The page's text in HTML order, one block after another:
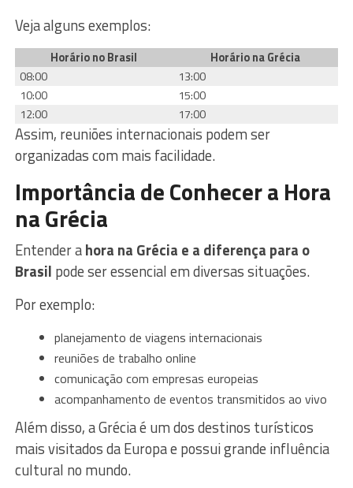
Veja alguns exemplos:
Horário no Brasil
Horário na Grécia
08:00
13:00
10:00
15:00
12:00
17:00
Assim, reuniões internacionais podem ser
organizadas com mais facilidade.
Importância de Conhecer a Hora
na Grécia
Entender ahora na Grécia e a diferença para o
Brasil pode ser essencial em diversas situações.
Por exemplo:
planejamento de viagens internacionais
reuniões de trabalho online
comunicação com empresas europeias
acompanhamento de eventos transmitidos ao vivo
Além disso, a Grécia é um dos destinos turísticos
mais visitados da Europa e possui grande influência
cultural no mundo.